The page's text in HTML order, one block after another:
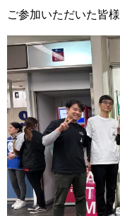
ご参加いただいた皆